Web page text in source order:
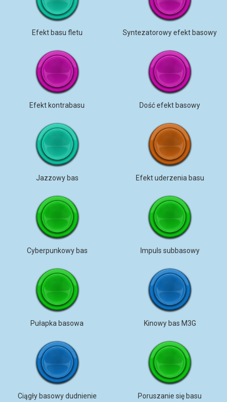
Efekt basu fletu Syntezatorowy efekt basowy
Efekt kontrabasu Dość efekt basowy
Jazzowy bas Efekt uderzenia basu
Cyberpunkowy bas Impuls subbasowy
Pułapka basowa Kinowy bas M3G
Ciągły basowy dudnienie Poruszanie się basu